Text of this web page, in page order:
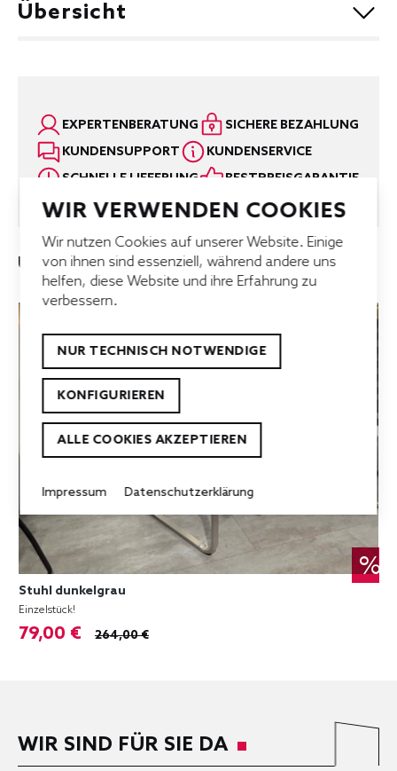
Übersicht
Arbeitsplatte:
781 Marmor Venato Bianco NB
Armaturen:
2 × Sottile 1 Bad, schwarz matt
Spiegel:
2 × mit seitlicher Facette, Farbe 106 Weiß,
Waschtische:2 × STAR 550, Weiß Hochglanz
EXPERTENBERATUNG
SICHERE BEZAHLUNG
KUNDENSUPPORT
KUNDENSERVICE
SCHNELLE LIEFERUNG
BESTPREISGARANTIE
UNSERE TOP-ANGEBOTE
%
Stuhl dunkelgrau
Einzelstück!
79,00 € 264,00 €
WIR SIND FÜR SIE DA
WIR VERWENDEN COOKIES
Wir nutzen Cookies auf unserer Website. Einige
von ihnen sind essenziell, während andere uns
helfen, diese Website und ihre Erfahrung zu
verbessern.
NUR TECHNISCH NOTWENDIGE
KONFIGURIEREN
ALLE COOKIES AKZEPTIEREN
Impressum Datenschutzerklärung